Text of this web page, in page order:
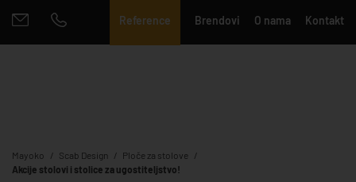
Reference Brendovi O nama Kontakt
Mayoko Scab Design
Ploče za stolove
Akcije stolovi i stolice za ugostiteljstvo!